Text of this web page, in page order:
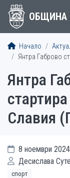
ОБЩИНА
Начало
Янтра Габрово
Янтра
Славия
8 ноември
Десислава
спорт